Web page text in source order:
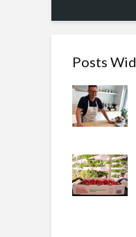
Posts